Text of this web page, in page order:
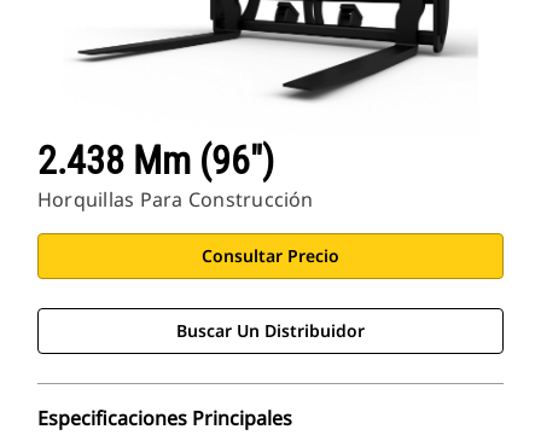
2.438 Mm (96")
Horquillas Para Construcción
Consultar Precio
Buscar Un Distribuidor
Especificaciones Principales